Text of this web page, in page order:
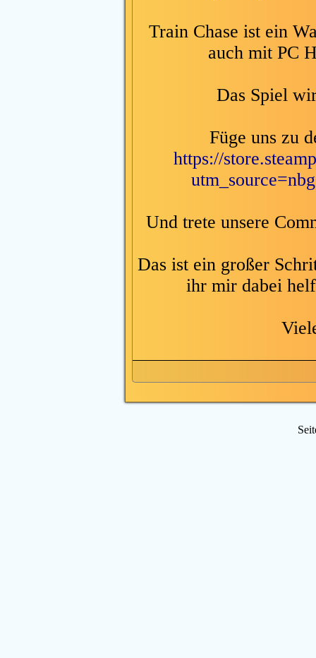
Train Chase ist ein
auch mit PC
Das Spiel
Füge uns zu
https://
Und trete unsere
Das ist ein großer
ihr mir dabei